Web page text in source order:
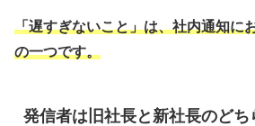
「遅すぎないこと」は、社内通知に
の一つです。
発信者は旧社長と新社長のどち